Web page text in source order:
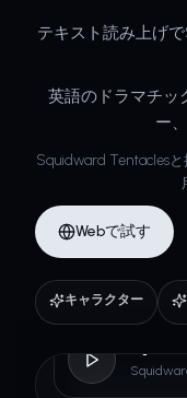
テキスト読み上げ
英語のドラマチッ
ー
Squidward Tentacles
Webで試す
キャラクター